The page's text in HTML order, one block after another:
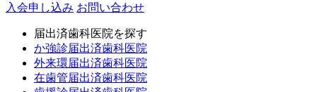
入会申し込み お問い合わせ
届出済歯科医院を探す
か強診届出済歯科医院
外来環届出済歯科医院
在歯管届出済歯科医院